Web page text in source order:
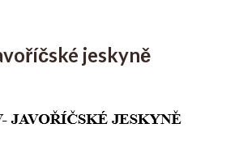
jeskyně